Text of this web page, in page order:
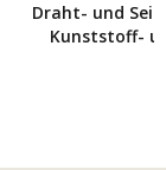
Draht- und
Kunststoff-